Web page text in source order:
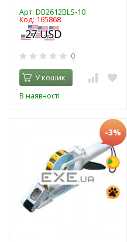
Арт: DB2612BLS-10
Код: 165868
0
У кошик
В наявності
-3%